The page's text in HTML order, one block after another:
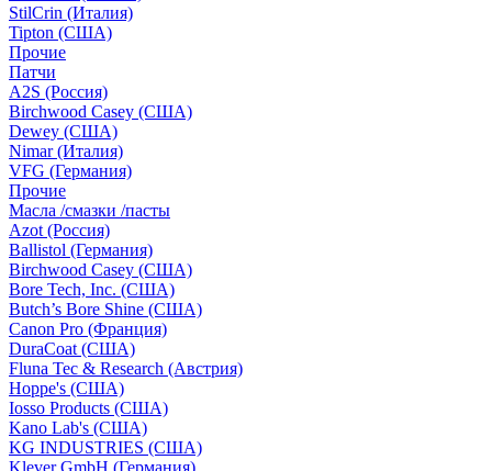
StilCrin (Италия)
Tipton (США)
Прочие
Патчи
A2S (Россия)
Birchwood Casey (США)
Dewey (США)
Nimar (Италия)
VFG (Германия)
Прочие
Масла /смазки /пасты
Azot (Россия)
Ballistol (Германия)
Birchwood Casey (США)
Bore Tech, Inc. (США)
Butch’s Bore Shine (СШA)
Canon Pro (Франция)
DuraCoat (США)
Fluna Tec & Research (Австрия)
Hoppe's (США)
Iosso Products (США)
Kano Lab's (США)
KG INDUSTRIES (США)
Klever GmbH (Германия)